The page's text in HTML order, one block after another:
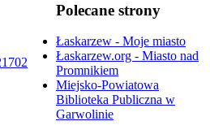
Polecane strony
Łaskarzew - Moje miasto
Łaskarzew.org - Miasto nad
Promnikiem
Miejsko-Powiatowa
Biblioteka Publiczna w
Garwolinie